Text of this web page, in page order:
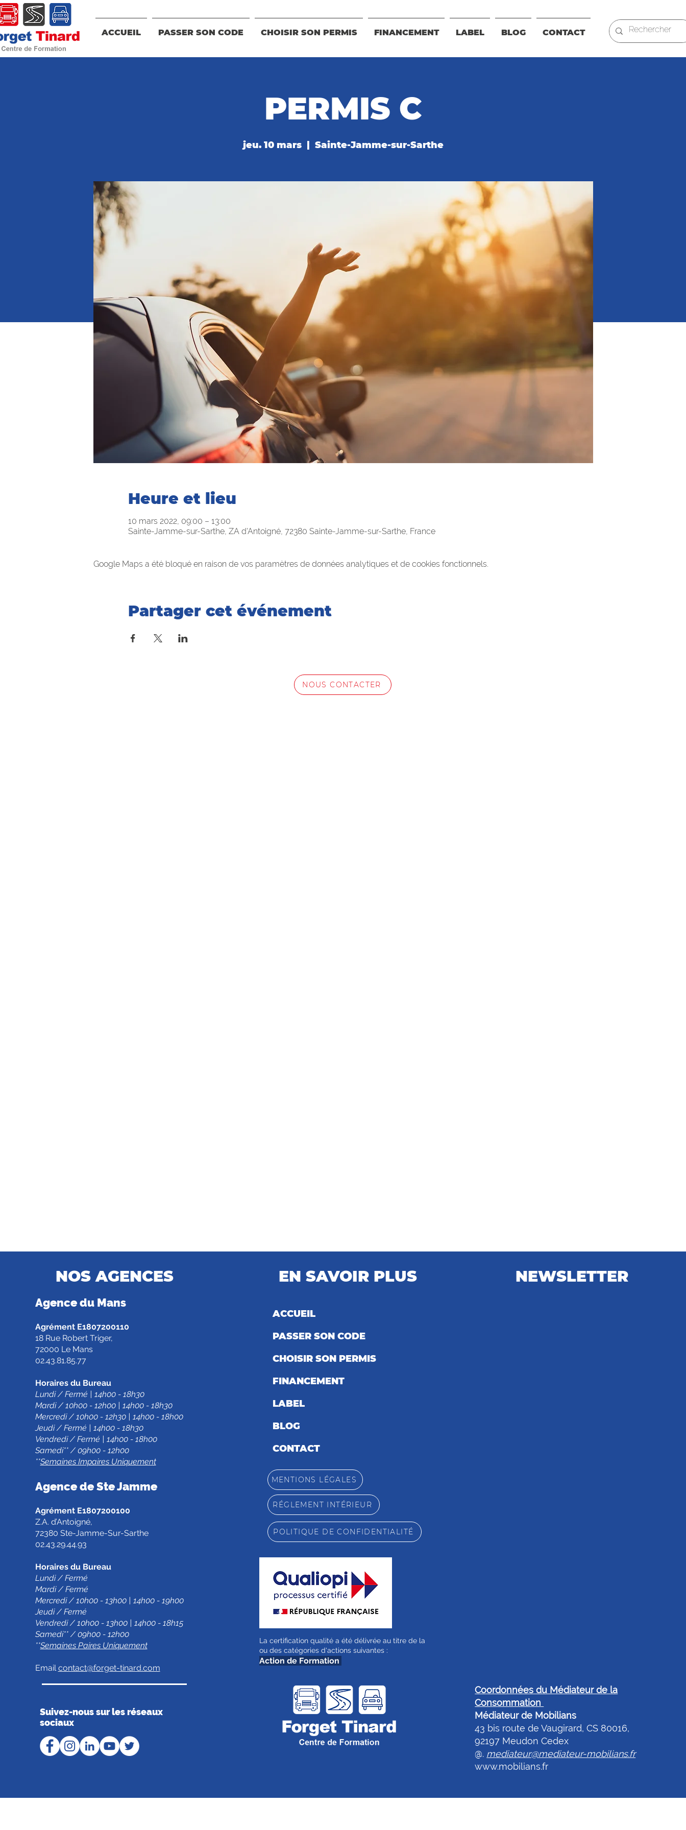
ACCUEIL PASSER SON CODE CHOISIR SON PERMIS FINANCEMENT LABEL BLOG CONTACT
PERMIS C
jeu. 10 mars
  |
Sainte-Jamme-sur-Sarthe
Heure et lieu
10 mars 2022, 09:00 – 13:00
Sainte-Jamme-sur-Sarthe, ZA d'Antoigné, 72380 Sainte-Jamme-sur-Sarthe, France
Google Maps a été bloqué en raison de vos paramètres de données analytiques et de cookies fonctionnels.
Partager cet événement
NOUS CONTACTER
NOS AGENCES
Agence du Mans
Agrément E1807200110
18 Rue Robert Triger,
72000 Le Mans
02.43.81.85.77
Horaires du Bureau
Lundi / Fermé | 14h00 - 18h30
Mardi / 10h00 - 12h00 | 14h00 - 18h30
Mercredi / 10h00 - 12h30 | 14h00 - 18h00
Jeudi / Fermé | 14h00 - 18h30
Vendredi / Fermé | 14h00 - 18h00
Samedi** / 09h00 - 12h00
**Semaines Impaires Uniquement
Agence de Ste Jamme
Agrément E1807200100
Z.A. d’Antoigné,
72380 Ste-Jamme-Sur-Sarthe
02.43.29.44.93
Horaires du Bureau
Lundi / Fermé
Mardi / Fermé
Mercredi / 10h00 - 13h00 | 14h00 - 19h00
Jeudi / Fermé
Vendredi / 10h00 - 13h00 | 14h00 - 18h15
Samedi** / 09h00 - 12h00
**Semaines Paires Uniquement
Emailcontact@forget-tinard.com
Suivez-nous sur les réseaux
sociaux
EN SAVOIR PLUS
ACCUEIL
PASSER SON CODE
CHOISIR SON PERMIS
FINANCEMENT
LABEL
BLOG
CONTACT
MENTIONS LÉGALES
RÉGLEMENT INTÉRIEUR
POLITIQUE DE CONFIDENTIALITÉ
La certification qualité a été délivrée au titre de la
ou des catégories d'actions suivantes :
Action de Formation
NEWSLETTER
Coordonnées du Médiateur de la
Consommation
Médiateur de Mobilians
43 bis route de Vaugirard, CS 80016,
92197 Meudon Cedex
@. mediateur@mediateur-mobilians.fr
www.mobilians.fr